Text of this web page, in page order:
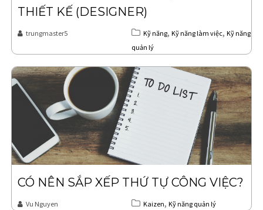
THIẾT KẾ (DESIGNER)
trungmaster5 Kỹ năng, Kỹ năng làm việc, Kỹ năng
quản lý
CÓ NÊN SẮP XẾP THỨ TỰ CÔNG VIỆC?
Vu Nguyen Kaizen, Kỹ năng quản lý